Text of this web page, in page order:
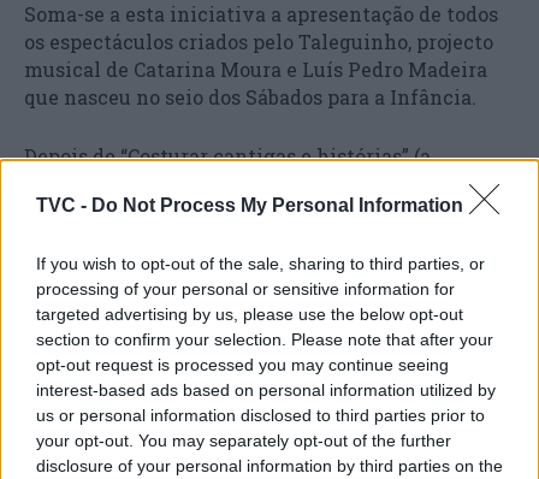
TVC - Do Not Process My Personal Information
If you wish to opt-out of the sale, sharing to third parties, or
processing of your personal or sensitive information for
targeted advertising by us, please use the below opt-out
section to confirm your selection. Please note that after your
opt-out request is processed you may continue seeing
interest-based ads based on personal information utilized by
us or personal information disclosed to third parties prior to
your opt-out. You may separately opt-out of the further
disclosure of your personal information by third parties on the
Soma-se a esta iniciativa a apresentação de todos
os espectáculos criados pelo Taleguinho, projecto
musical de Catarina Moura e Luís Pedro Madeira
que nasceu no seio dos Sábados para a Infância.
Depois de “Costurar cantigas e histórias” (a
apresentada no TCSB no passado dia 11 de Janeiro),
Escola da Noite os espectáculos “Aerograma
Liberdade” (22 de Março), “Até cantar dá trabalho”
(14 de Junho), “Por carreiros de almocreves” (11 de
Outubro), “O Mundo ao Colo” (29 de Novembro) e
“Ficar a ver estrelas” (20 de Dezembro).
Todos os espectáculos terão, na véspera da sessão
destinada ao público em geral, pelo menos uma